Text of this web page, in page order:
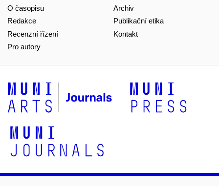
O časopisu
Redakce
Recenzní řízení
Pro autory
Archiv
Publikační etika
Kontakt